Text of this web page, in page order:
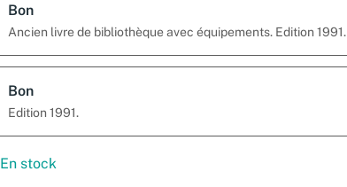
Bon
Ancien livre de bibliothèque avec équipements. Edition 1991.
Bon
Edition 1991.
En stock